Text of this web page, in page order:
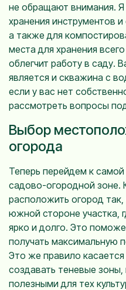
не обращают внимания.
хранения инструментов
а также для
места для хранения
облегчит работу в саду.
является и скважина с
если у вас нет
рассмотреть вопросы
Выбор
огорода
Теперь перейдем к
садово-огородной зоне.
расположить огород
южной стороне участка,
ярко и долго. Это
получать максимальную
Это же правило
создавать теневые зоны,
полезными для тех